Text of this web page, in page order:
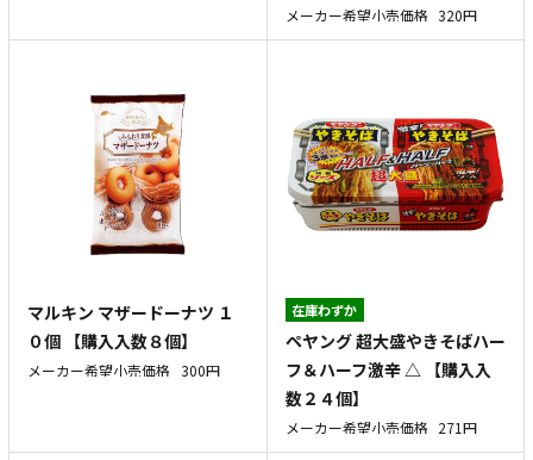
メーカー希望小売価格 320円
マルキン マザードーナツ １
０個 【購入入数８個】
メーカー希望小売価格 300円
在庫わずか
ペヤング 超大盛やきそばハー
フ＆ハーフ激辛 △ 【購入入
数２４個】
メーカー希望小売価格 271円